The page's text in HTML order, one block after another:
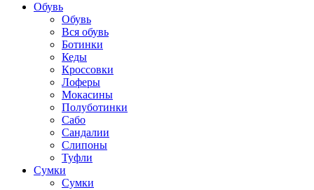
Обувь
Обувь
Вся обувь
Ботинки
Кеды
Кроссовки
Лоферы
Мокасины
Полуботинки
Сабо
Сандалии
Слипоны
Туфли
Сумки
Сумки